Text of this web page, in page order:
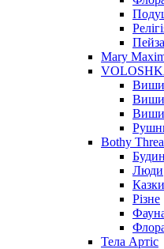
Mary
Bothy
Люди
Казки
Різне
Тела Артіс